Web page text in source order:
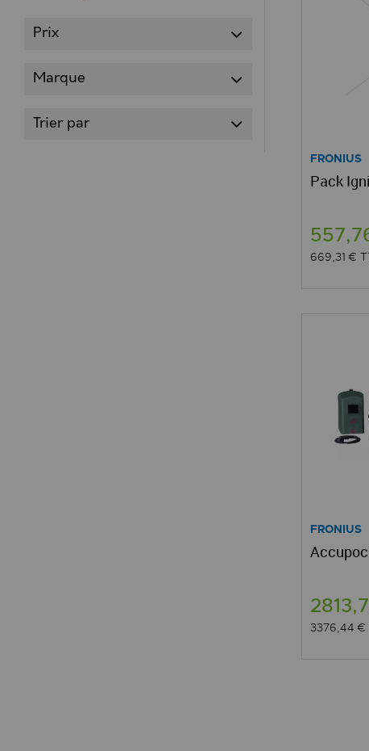
Prix
Marque
Trier par
FRONIUS
Pack
669,31 €
FRONIUS
3376,44 €